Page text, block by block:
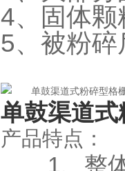
4、固体
5、被粉
单鼓渠道
产品特点：
1、整体